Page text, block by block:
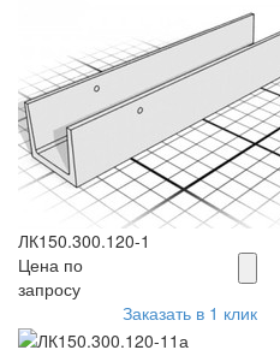
ЛК150.300.120-1
Цена по
запросу
Заказать в 1 клик